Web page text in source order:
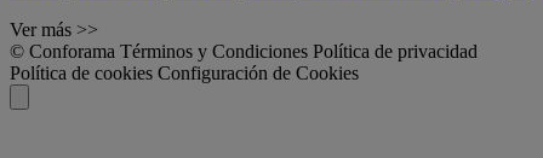
Ver más >>
© Conforama Términos y Condiciones Política de privacidad
Política de cookies Configuración de Cookies